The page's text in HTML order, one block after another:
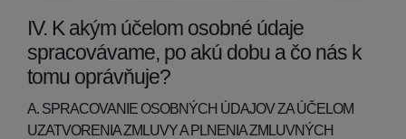
IV. K akým účelom osobné údaje
spracovávame, po akú dobu a čo nás k
tomu oprávňuje?
A. SPRACOVANIE OSOBNÝCH ÚDAJOV ZA ÚČELOM
UZATVORENIA ZMLUVY A PLNENIA ZMLUVNÝCH